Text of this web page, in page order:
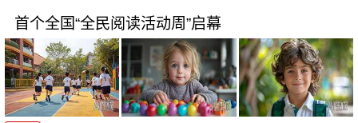
首个全国“全民阅读活动周”启幕